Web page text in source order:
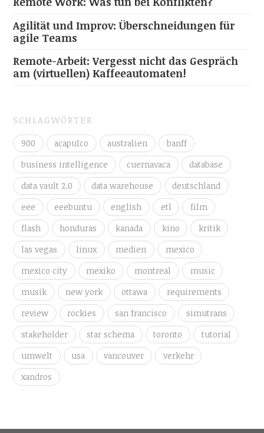
Agilität und Improv: Überschneidungen für
agile Teams
Remote-Arbeit: Vergesst nicht das Gespräch
am (virtuellen) Kaffeeautomaten!
SCHLAGWÖRTER
900 acapulco australien
banff
business intelligence
cuernavaca
database
data vault 2.0
data warehouse
deutschland
eee
eeebuntu english etl
film
flash
honduras kanada kino
kritik
las vegas
linux medien
mexico
mexico city
mexiko montreal
music
musik
new york ottawa
requirements
review
rockies san francisco
simutrans
stakeholder
star schema toronto
tutorial
umwelt
usa vancouver
verkehr
xandros